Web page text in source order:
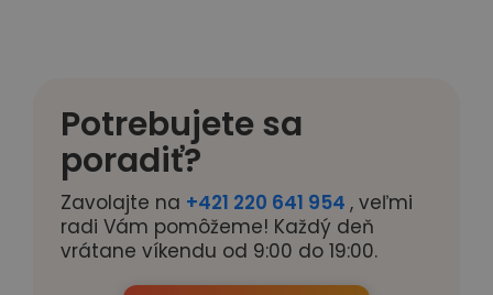
Potrebujete sa
poradiť?
Zavolajte na +421 220 641 954 , veľmi
radi Vám pomôžeme! Každý deň
vrátane víkendu od 9:00 do 19:00.